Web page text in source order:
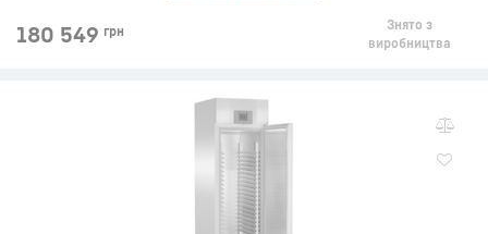
180 549 грн
Знято з
виробництва